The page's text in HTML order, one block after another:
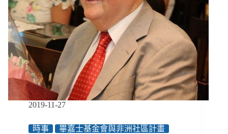
餘
4.4
億、
支
出
占
比
偏
兒
2019-11-27
時事 畢嘉士基金會與非洲社區計畫